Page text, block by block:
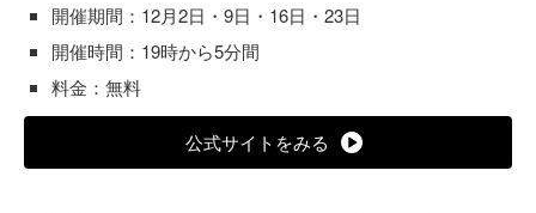
開催期間：12月2日・9日・16日・23日
開催時間：19時から5分間
料金：無料
公式サイトをみる